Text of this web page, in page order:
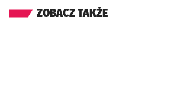
ZOBACZ TAKŻE